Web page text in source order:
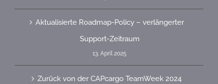
Aktualisierte Roadmap-Policy – verlängerter
Support-Zeitraum
13. April 2025
Zurück von der CAPcargo TeamWeek 2024